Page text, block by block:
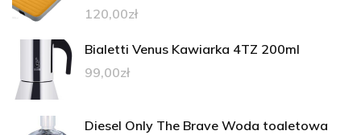
120,00zł
Bialetti Venus Kawiarka 4TZ 200ml
99,00zł
Diesel Only The Brave Woda toaletowa